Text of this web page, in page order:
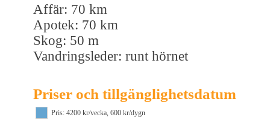
Affär: 70 km
Apotek: 70 km
Skog: 50 m
Vandringsleder: runt hörnet
Priser och tillgänglighetsdatum
Pris: 4200 kr/vecka, 600 kr/dygn